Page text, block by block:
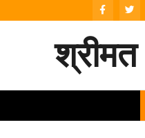
to